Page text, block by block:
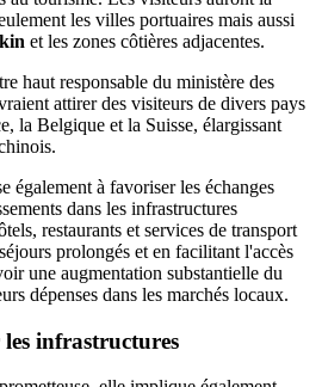
les villes portuaires mais aussi
et les zones côtières adjacentes.
haut responsable du ministère des
attirer des visiteurs de divers pays
la Belgique et la Suisse, élargissant
également à favoriser les échanges
dans les infrastructures
restaurants et services de transport
prolongés et en facilitant l'accès
une augmentation substantielle du
dépenses dans les marchés locaux.
les infrastructures